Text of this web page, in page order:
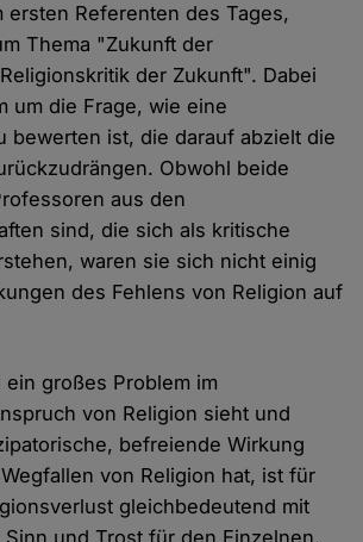
ersten Referenten des Tages,
Thema "Zukunft der
der Zukunft". Dabei
um die Frage, wie eine
bewerten ist, die darauf abzielt die
Obwohl beide
aus den
sind, die sich als kritische
waren sie sich nicht einig
des Fehlens von Religion auf
ein großes Problem im
von Religion sieht und
befreiende Wirkung
von Religion hat, ist für
gleichbedeutend mit
und Trost für den Einzelnen.